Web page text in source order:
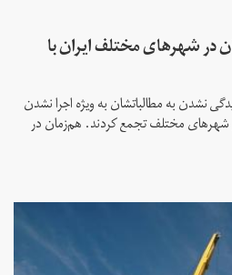
در شهرهای مختلف ایران با
نشدن به مطالباتشان به ویژه اجرا نشدن
شهرهای مختلف تجمع کردند. هم‌زمان در